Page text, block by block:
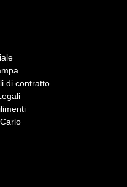
di contratto